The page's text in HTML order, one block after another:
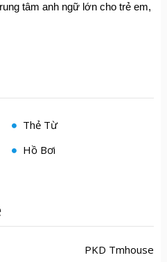
tâm anh ngữ lớn cho trẻ em,
Thẻ Từ
Hồ Bơi
PKD Tmhouse